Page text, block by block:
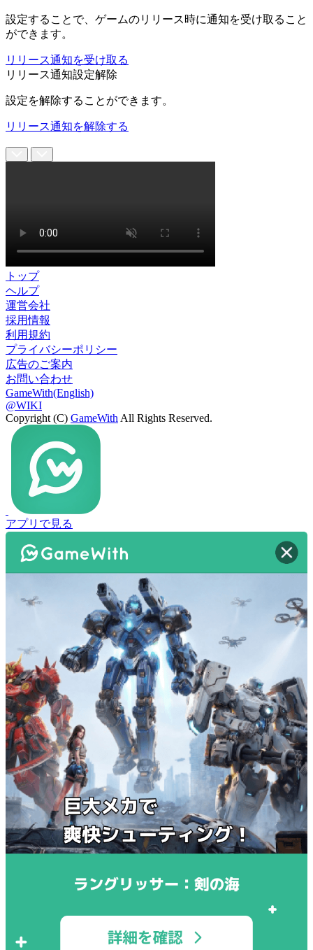
設定することで、ゲームのリリース時に通知を受け取ること
ができます。
リリース通知を受け取る
リリース通知設定解除
設定を解除することができます。
リリース通知を解除する
トップ
ヘルプ
運営会社
採用情報
利用規約
プライバシーポリシー
広告のご案内
お問い合わせ
GameWith(English)
@WIKI
Copyright (C) GameWith All Rights Reserved.
アプリで見る